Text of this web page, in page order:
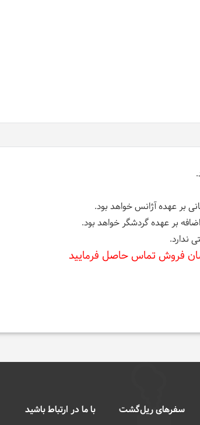
بر عهده آژانس خواهد بود.
ندارد.
فروش تماس حاصل فرمایید
سفرهای ریل‌گشت با ما در ارتباط باشید